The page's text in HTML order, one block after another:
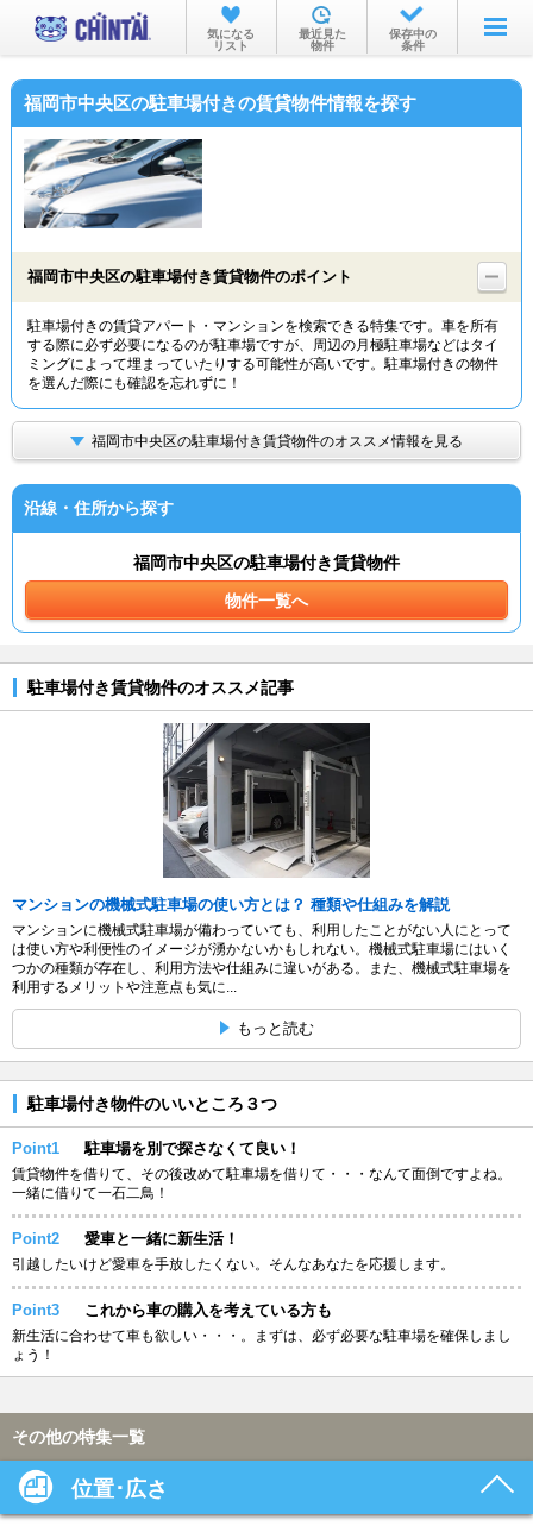
お部屋を探す
沿線・駅から
物件特集から
TOP
気になる
リスト
最近見た
物件
保存中の
条件
福岡市中央区の駐車場付きの賃貸物件情報を探す
福岡市中央区の駐車場付き賃貸物件のポイント
駐車場付きの賃貸アパート・マンションを検索できる特集です。車を所有
する際に必ず必要になるのが駐車場ですが、周辺の月極駐車場などはタイ
ミングによって埋まっていたりする可能性が高いです。駐車場付きの物件
を選んだ際にも確認を忘れずに！
福岡市中央区の駐車場付き賃貸物件のオススメ情報を見る
沿線・住所から探す
福岡市中央区の駐車場付き賃貸物件
物件一覧へ
駐車場付き賃貸物件のオススメ記事
マンションの機械式駐車場の使い方とは？ 種類や仕組みを解説
マンションに機械式駐車場が備わっていても、利用したことがない人にとって
は使い方や利便性のイメージが湧かないかもしれない。機械式駐車場にはいく
つかの種類が存在し、利用方法や仕組みに違いがある。また、機械式駐車場を
利用するメリットや注意点も気に...
もっと読む
駐車場付き物件のいいところ３つ
Point1 駐車場を別で探さなくて良い！
賃貸物件を借りて、その後改めて駐車場を借りて・・・なんて面倒ですよね。
一緒に借りて一石二鳥！
Point2 愛車と一緒に新生活！
引越したいけど愛車を手放したくない。そんなあなたを応援します。
Point3 これから車の購入を考えている方も
新生活に合わせて車も欲しい・・・。まずは、必ず必要な駐車場を確保しまし
ょう！
その他の特集一覧
位置･広さ